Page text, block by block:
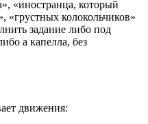
«иностранца, который
«грустных колокольчиков»
задание либо под
а капелла, без
движения: